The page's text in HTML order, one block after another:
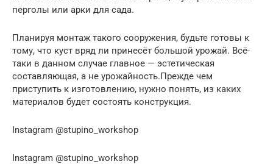
перголы или арки для сада.
Планируя монтаж такого сооружения, будьте готовы к
тому, что куст вряд ли принесёт большой урожай. Всё-
таки в данном случае главное — эстетическая
составляющая, а не урожайность.Прежде чем
приступить к изготовлению, нужно понять, из каких
материалов будет состоять конструкция.
Instagram @stupino_workshop
Instagram @stupino_workshop